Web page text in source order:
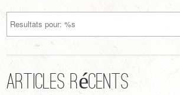
Articles récents